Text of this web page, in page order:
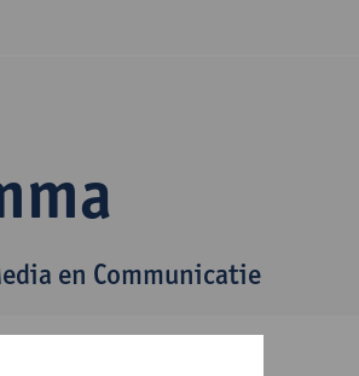
en Communicatie